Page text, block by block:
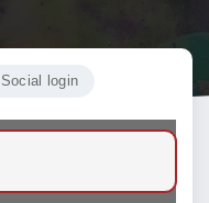
Social login